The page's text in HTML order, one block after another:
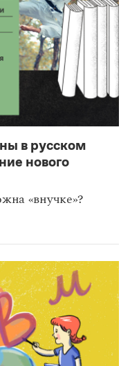
в русском
нового
«внучке»?